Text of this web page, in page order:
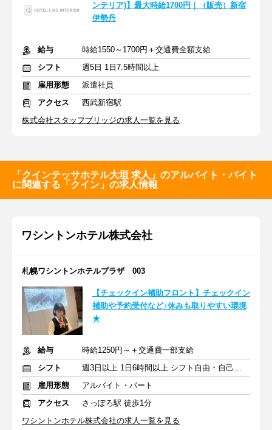
ンテリア)】最大時給1700円｜（販売）新宿
伊勢丹
給与
時給1550～1700円＋交通費全額支給
シフト
週5日 1日7.5時間以上
雇用形態
派遣社員
アクセス
西武新宿駅
株式会社スタッフブリッジの求人一覧を見る
「クインテッサホテル大垣 求人」のアルバイト・バイト
に関連する「クイン」の求人情報
ワシントンホテル株式会社
札幌ワシントンホテルプラザ 003
【チェックイン補助フロント】チェックイン
補助や予約受付など♪休みも取りやすい環境
★
給与
時給1250円～＋交通費一部支給
シフト
週3日以上 1日6時間以上 シフト自由・自己申告
雇用形態
アルバイト・パート
アクセス
さっぽろ駅 徒歩1分
ワシントンホテル株式会社の求人一覧を見る